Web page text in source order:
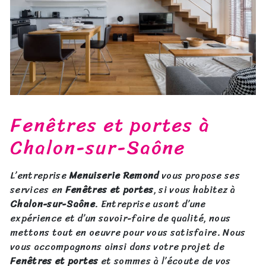
Fenêtres et portes à
Chalon-sur-Saône
L’entrepriseMenuiserie Remondvous propose ses
services enFenêtres et portes, si vous habitez à
Chalon-sur-Saône. Entreprise usant d’une
expérience et d’un savoir-faire de qualité, nous
mettons tout en oeuvre pour vous satisfaire. Nous
vous accompagnons ainsi dans votre projet de
Fenêtres et portes et sommes à l’écoute de vos